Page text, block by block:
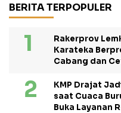
BERITA TERPOPULER
Rakerprov
Karateka
Cabang dan
KMP Drajat
saat Cuaca
Buka Layanan